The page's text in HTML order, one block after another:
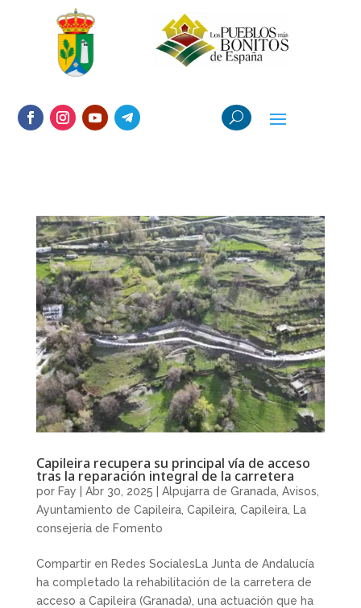
Capileira recupera su principal vía de acceso
tras la reparación integral de la carretera
por Fay Abr 30, 2025 Alpujarra de Granada, Avisos
Ayuntamiento de Capileira, Capileira, Capileira, La
consejería de Fomento
Compartir en Redes SocialesLa Junta de Andalucía
ha completado la rehabilitación de la carretera de
acceso a Capileira (Granada), una actuación que ha